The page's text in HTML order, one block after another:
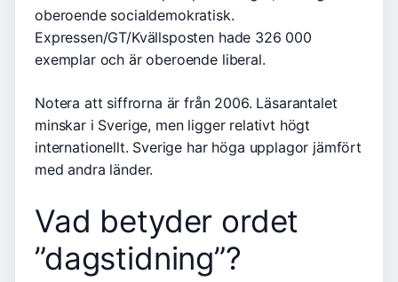
oberoende socialdemokratisk.
Expressen/GT/Kvällsposten hade 326 000
exemplar och är oberoende liberal.
Notera att siffrorna är från 2006. Läsarantalet
minskar i Sverige, men ligger relativt högt
internationellt. Sverige har höga upplagor jämfört
med andra länder.
Vad betyder ordet
”dagstidning”?